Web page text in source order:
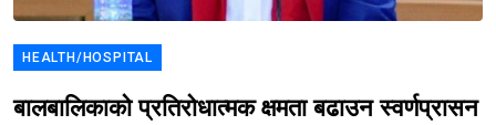
HEALTH/HOSPITAL
बालबालिकाको प्रतिरोधात्मक क्षमता बढाउन स्वर्णप्रासन